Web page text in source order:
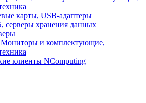
карты, USB-адаптеры
серверы хранения данных
и комплектующие,
клиенты NComputing